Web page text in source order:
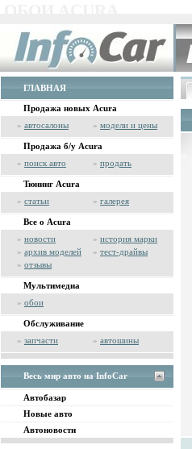
ГЛАВНАЯ
Продажа новых Acura
» автосалоны » модели и цены
Продажа б/у Acura
» поиск авто » продать
Тюнинг Acura
» статьи » галерея
Все о Acura
» новости » история марки
» архив моделей » тест-драйвы
» отзывы
Мультимедиа
» обои
Обслуживание
» запчасти » автошины
Весь мир авто на InfoCar
Автобазар
Новые авто
Автоновости